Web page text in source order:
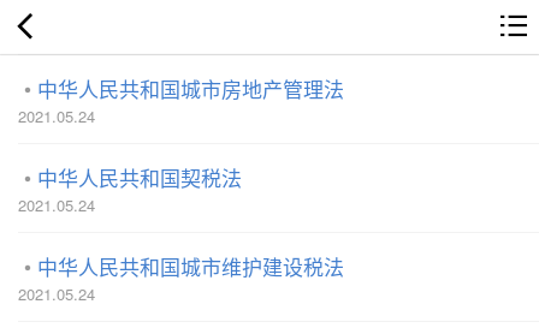
中华人民共和国城市房地产管理法
2021.05.24
中华人民共和国契税法
2021.05.24
中华人民共和国城市维护建设税法
2021.05.24